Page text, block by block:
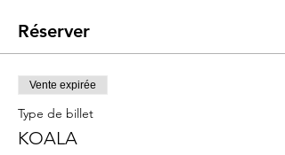
sommeil de journée vont être déterminant
pour l'endormissement et la qualité de la
nuit à venir..
Objectif :
Ce cours a pour objectif de vous offrir des
outils et connaissances pour comprendre
les nouveaux besoins de votre bébé et vous
Réserver
Vente expirée
Type de billet
KOALA